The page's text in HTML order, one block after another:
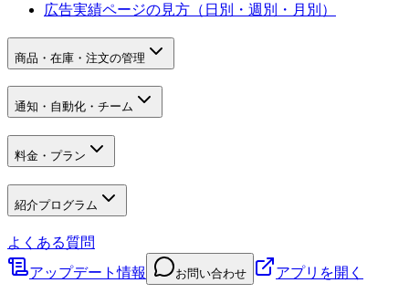
広告実績ページの見方（日別・週別・月別）
商品・在庫・注文の管理
通知・自動化・チーム
料金・プラン
紹介プログラム
よくある質問
アップデート情報
お問い合わせ アプリを開く